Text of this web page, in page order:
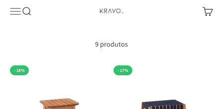
Pular para o conteúdo
Abrir menu de navegação
Abrir pesquisa KRAVO urban design Abrir
9 produtos
- 18% - 17%